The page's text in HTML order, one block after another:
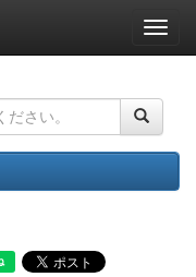
ナ
ビ
ー
ョ
ン